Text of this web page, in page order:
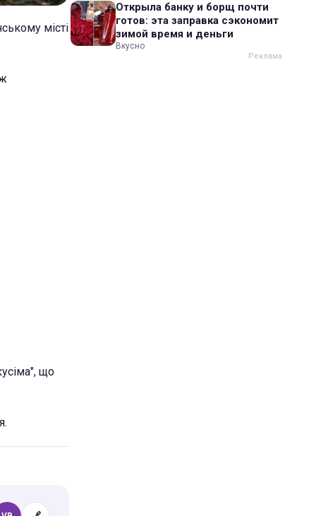
місті
що
Открыла банку и борщ почти
готов: эта заправка сэкономит
зимой время и деньги
Вкусно